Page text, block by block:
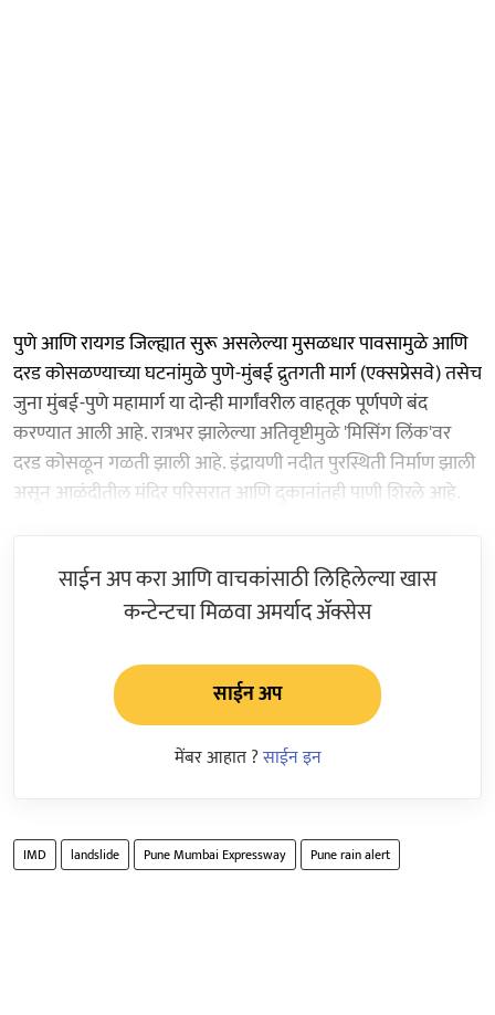
पुणे आणि रायगड जिल्ह्यात सुरू असलेल्या मुसळधार पावसामुळे आणि
दरड कोसळण्याच्या घटनांमुळे पुणे-मुंबई द्रुतगती मार्ग (एक्सप्रेसवे) तसेच
जुना मुंबई-पुणे महामार्ग या दोन्ही मार्गांवरील वाहतूक पूर्णपणे बंद
करण्यात आली आहे. रात्रभर झालेल्या अतिवृष्टीमुळे 'मिसिंग लिंक'वर
दरड कोसळून गळती झाली आहे. इंद्रायणी नदीत पुरस्थिती निर्माण झाली
असून आळंदीतील मंदिर परिसरात आणि दुकानांतही पाणी शिरले आहे.
साईन अप करा आणि वाचकांसाठी लिहिलेल्या खास
कन्टेन्टचा मिळवा अमर्याद ॲक्सेस
साईन अप
मेंबर आहात ?साईन इन
IMD landslide Pune Mumbai Expressway Pune rain alert